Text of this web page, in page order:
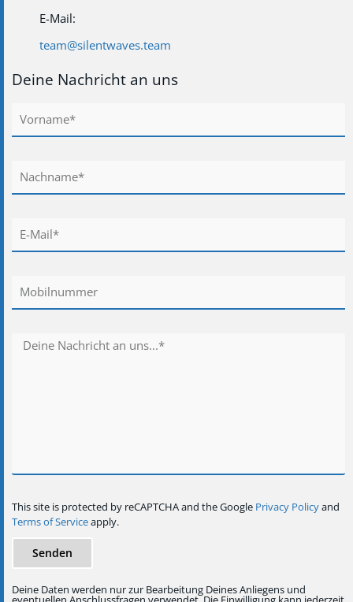
E-Mail:
team@silentwaves.team
Deine Nachricht an uns
This site is protected by reCAPTCHA and the Google Privacy Policyand
Terms of Serviceapply.
Senden
Deine Daten werden nur zur Bearbeitung Deines Anliegens und